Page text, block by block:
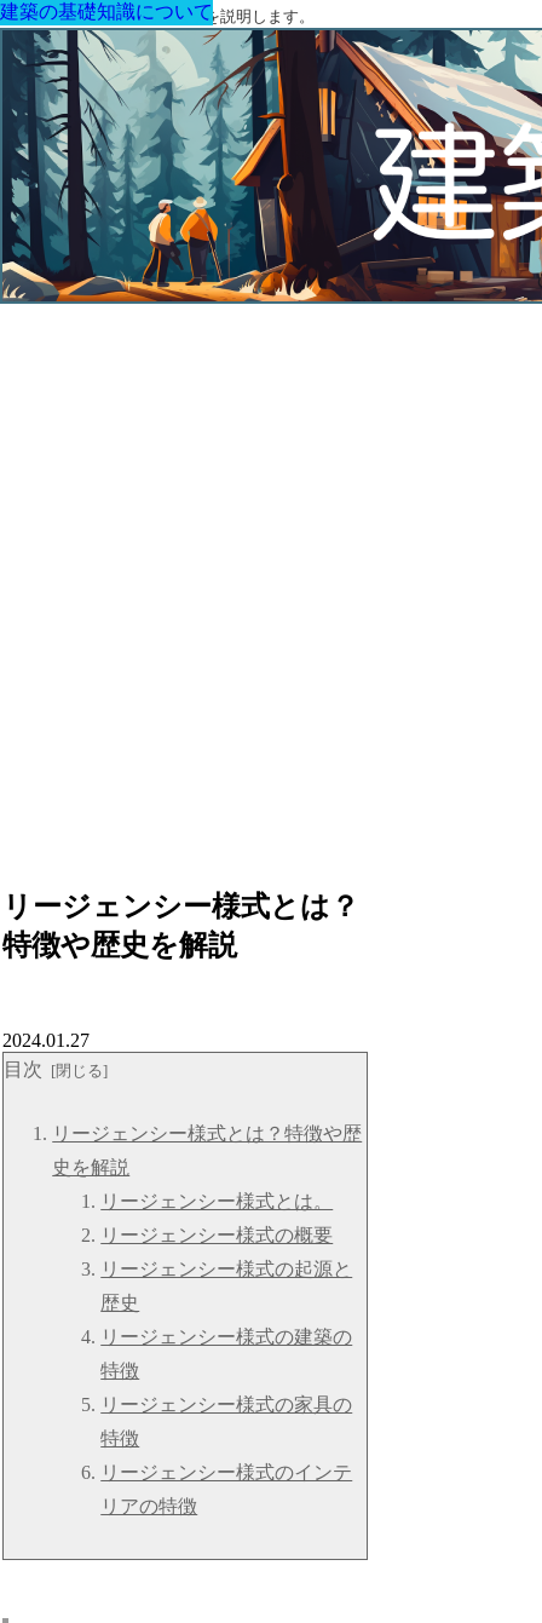
建築に関する用語と関連法令を説明します。
リージェンシー様式とは？
特徴や歴史を解説
建築の基礎知識について
2024.01.27
目次
リージェンシー様式とは？特徴や歴
史を解説
リージェンシー様式とは。
リージェンシー様式の概要
リージェンシー様式の起源と
歴史
リージェンシー様式の建築の
特徴
リージェンシー様式の家具の
特徴
リージェンシー様式のインテ
リアの特徴
建築の基礎知識について
建築の基礎知識について
建築の基礎知識について
建築の基礎知識について
建築の基礎知識について
建築の基礎知識について